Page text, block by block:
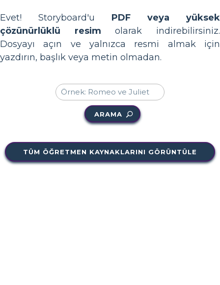
Evet! Storyboard'u PDF veya yüksek
çözünürlüklü resim olarak indirebilirsiniz.
Dosyayı açın ve yalnızca resmi almak için
yazdırın, başlık veya metin olmadan.
ARAMA
TÜM ÖĞRETMEN KAYNAKLARINI GÖRÜNTÜLE